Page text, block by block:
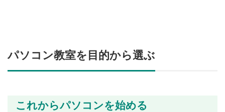
パソコン教室を目的から選ぶ
これからパソコンを始める